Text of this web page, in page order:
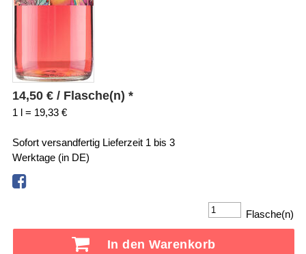
14,50 €/ Flasche(n) *
1 l = 19,33 €
Sofort versandfertig Lieferzeit 1 bis 3
Werktage (in DE)
Flasche(n)
In den Warenkorb